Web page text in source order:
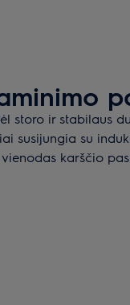
storo ir stabilaus
susijungia su
karščio